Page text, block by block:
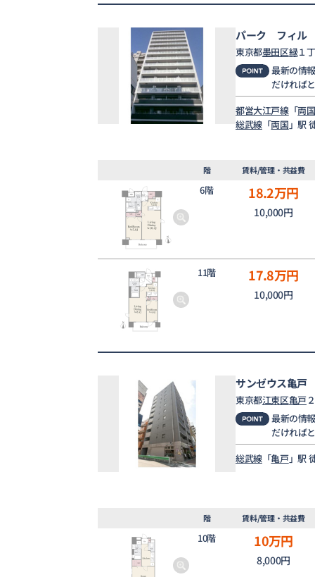
パーク フィル
東京都墨田区緑１
最新の情
だければ
都営大江戸線「両国
総武線「両国 」駅
階 賃料/管理・共益費
6階 18.2万円
10,000円
11階 17.8万円
10,000円
サンゼウス亀戸
東京都江東区亀戸
最新の情
だければ
総武線「亀戸」駅
階 賃料/管理・共益費
10階 10万円
8,000円